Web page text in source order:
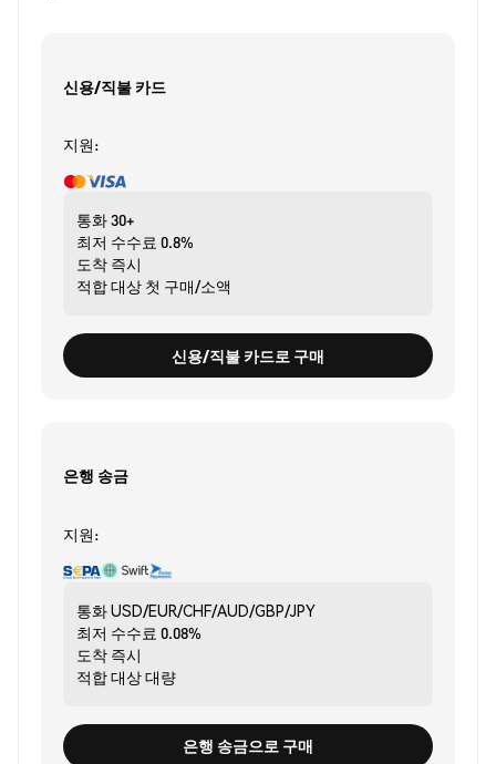
신용/직불 카드
지원:
통화30+
최저 수수료 0.8%
도착 즉시
적합 대상 첫 구매/소액
신용/직불 카드로 구매
은행 송금
지원:
통화USD/EUR/CHF/AUD/GBP/JPY
최저 수수료 0.08%
도착 즉시
적합 대상대량
은행 송금으로 구매